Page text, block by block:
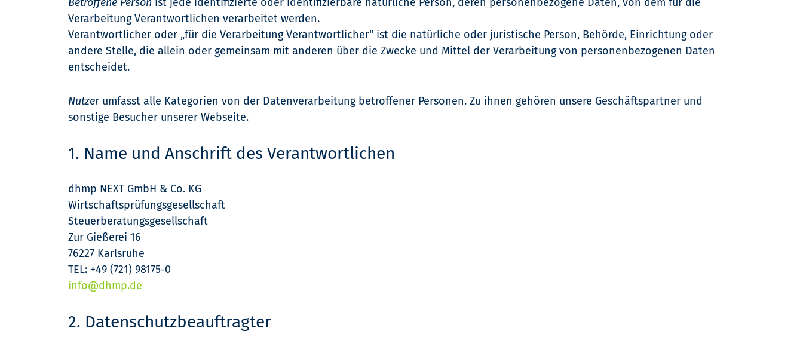
Verarbeitung Verantwortlichen verarbeitet werden.
Verantwortlicher oder „für die Verarbeitung Verantwortlicher“ ist die natürliche oder juristische Person, Behörde, Einrichtung oder
andere Stelle, die allein oder gemeinsam mit anderen über die Zwecke und Mittel der Verarbeitung von personenbezogenen Daten
entscheidet.
Nutzerumfasst alle Kategorien von der Datenverarbeitung betroffener Personen. Zu ihnen gehören unsere Geschäftspartner und
sonstige Besucher unserer Webseite.
1. Name und Anschrift des Verantwortlichen
dhmp NEXT GmbH & Co. KG
Wirtschaftsprüfungsgesellschaft
Steuerberatungsgesellschaft
Zur Gießerei 16
76227 Karlsruhe
TEL: +49 (721) 98175-0
info@dhmp.de
2. Datenschutzbeauftragter